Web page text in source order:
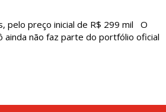
pelo preço inicial de R$ 299 mil O
ainda não faz parte do portfólio oficial